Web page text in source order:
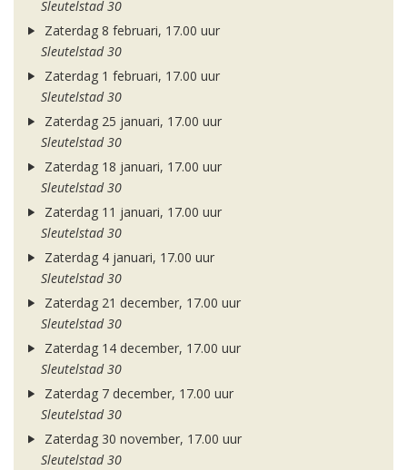
Sleutelstad 30
Zaterdag 8 februari, 17.00 uur
Sleutelstad 30
Zaterdag 1 februari, 17.00 uur
Sleutelstad 30
Zaterdag 25 januari, 17.00 uur
Sleutelstad 30
Zaterdag 18 januari, 17.00 uur
Sleutelstad 30
Zaterdag 11 januari, 17.00 uur
Sleutelstad 30
Zaterdag 4 januari, 17.00 uur
Sleutelstad 30
Zaterdag 21 december, 17.00 uur
Sleutelstad 30
Zaterdag 14 december, 17.00 uur
Sleutelstad 30
Zaterdag 7 december, 17.00 uur
Sleutelstad 30
Zaterdag 30 november, 17.00 uur
Sleutelstad 30